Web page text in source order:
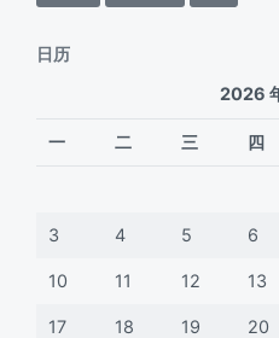
日历
2026
一 二 三 四
3 4 5 6
10 11 12 13
17 18 19 20